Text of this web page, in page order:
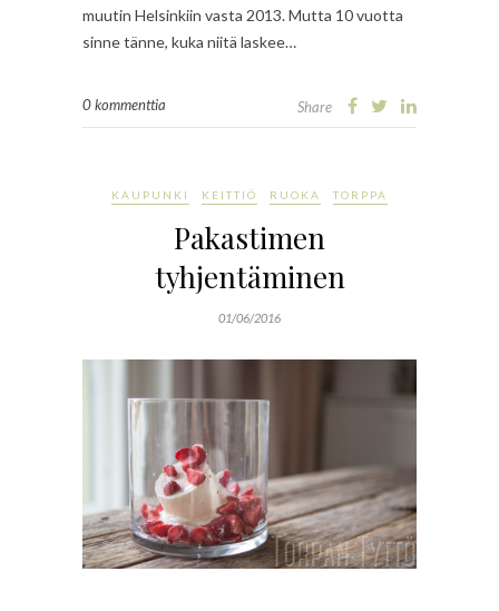
muutin Helsinkiin vasta 2013. Mutta 10 vuotta
sinne tänne, kuka niitä laskee…
0 kommenttia Share
KAUPUNKI KEITTIÖ RUOKA TORPPA
Pakastimen
tyhjentäminen
01/06/2016